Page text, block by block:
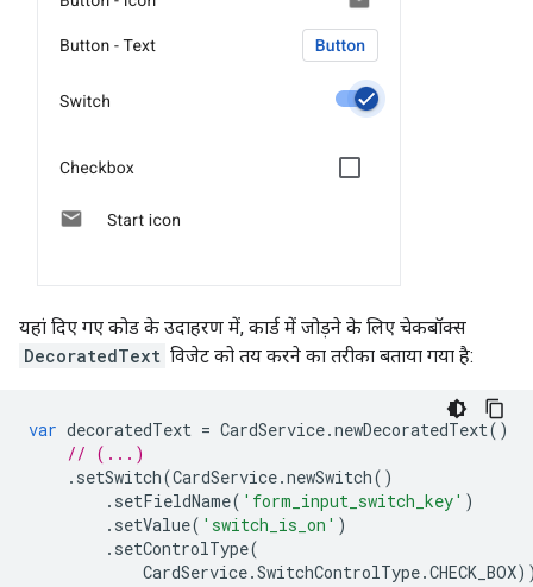
यहां दिए गए कोड के उदाहरण में, कार्ड में जोड़ने के लिए चेकबॉक्स
DecoratedText विजेट को तय करने का तरीका बताया गया है:
var decoratedText = CardService.newDecoratedText()
// (...)
. setSwitch(CardService.newSwitch()
. setFieldName( 'form_input_switch_key' )
. setValue( 'switch_is_on' )
. setControlType(
CardService.SwitchControlType.CHECK_BOX